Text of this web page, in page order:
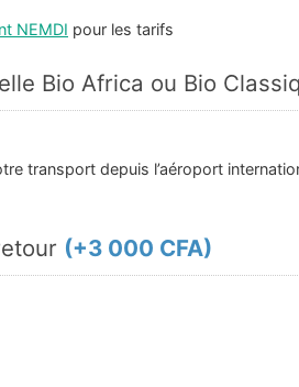
NEMDI pour les tarifs
Bio Africa ou Bio
transport depuis l’aéroport
(+3 000 CFA)